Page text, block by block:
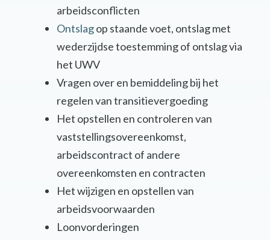
arbeidsconflicten
Ontslagop staande voet, ontslag met
wederzijdse toestemming of ontslag via
het UWV
Vragen over en bemiddeling bij het
regelen van transitievergoeding
Het opstellen en controleren van
vaststellingsovereenkomst,
arbeidscontract of andere
overeenkomsten en contracten
Het wijzigen en opstellen van
arbeidsvoorwaarden
Loonvorderingen